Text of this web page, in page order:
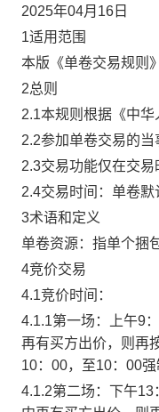
2025年04月16日
1适用范围
本版《单卷交易规则
2总则
2.1本规则根据《中华
2.2参加单卷交易的
2.3交易功能仅在交
2.4交易时间：单卷
3术语和定义
单卷资源：指单个捆
4竞价交易
4.1竞价时间：
4.1.1第一场：上午9
再有买方出价，则再
10：00，至10：00强
4.1.2第二场：下午